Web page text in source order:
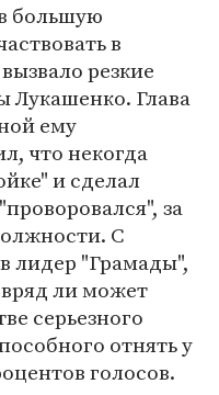
большую
в
резкие
Лукашенко. Глава
ему
что некогда
и сделал
за
С
лидер "Грамады",
ли может
серьезного
отнять у
голосов.